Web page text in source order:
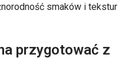
smaków i tekstur
przygotować z